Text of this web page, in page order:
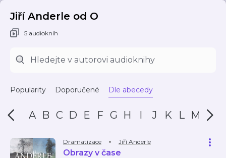
Jiří Anderle od O
5 audioknih
Popularity Doporučené Dle abecedy
A B C D E F G H I J K L M N
Dramatizace Jiří Anderle
Obrazy v čase